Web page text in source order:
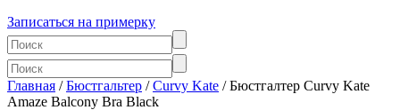
Записаться на примерку
Главная /Бюстгальтер /Curvy Kate / Бюстгалтер Curvy Kate
Amaze Balcony Bra Black